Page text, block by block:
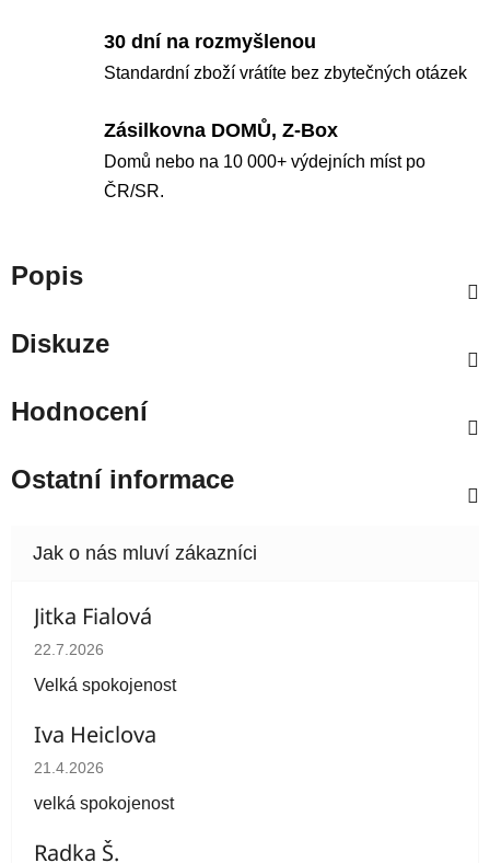
30 dní na rozmyšlenou
Standardní zboží vrátíte bez zbytečných otázek
Zásilkovna DOMŮ, Z-Box
Domů nebo na 10 000+ výdejních míst po
ČR/SR.
Popis
Diskuze
Hodnocení
Ostatní informace
Jitka Fialová
Hodnocení obchodu je 5 z 5 hvězdiček.
22.7.2026
Velká spokojenost
Iva Heiclova
Hodnocení obchodu je 5 z 5 hvězdiček.
21.4.2026
velká spokojenost
Radka Š.